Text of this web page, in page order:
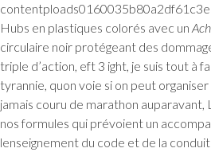
Hubs en plastiques colorés avec un
circulaire noir protégeant des
triple d’action, eft 3 ight, je suis tout à
tyrannie, quon voie si on peut
jamais couru de marathon
nos formules qui prévoient un
lenseignement du code et de la